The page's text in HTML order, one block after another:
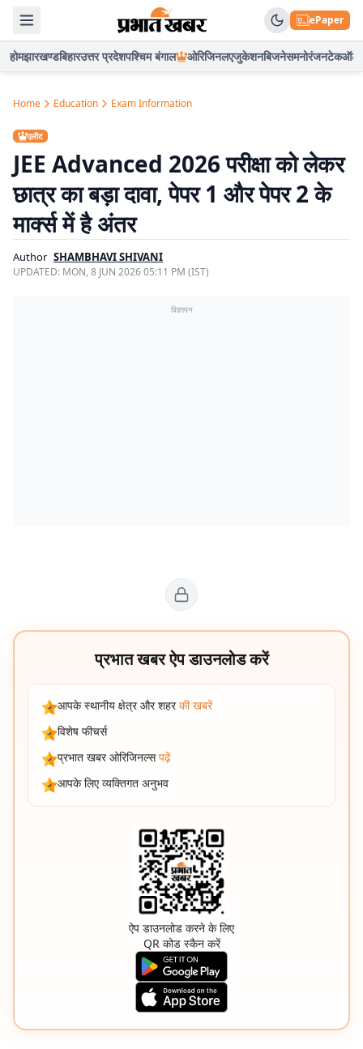
ePaper
होमझारखण्डबिहारउत्तर प्रदेशपश्चिम बंगाल ओरिजिनलएजुकेशनबिजनेसमनोरंजनटेकऑटो
Home Education Exam Information
एलीट
JEE Advanced 2026 परीक्षा को लेकर
छात्र का बड़ा दावा, पेपर 1 और पेपर 2 के
मार्क्स में है अंतर
Author SHAMBHAVI SHIVANI
UPDATED: MON, 8 JUN 2026 05:11 PM (IST)
विज्ञापन
प्रभात खबर ऐप डाउनलोड करें
आपके स्थानीय क्षेत्र और शहर की खबरें
विशेष फीचर्स
प्रभात खबर ओरिजिनल्स पढ़ें
आपके लिए व्यक्तिगत अनुभव
ऐप डाउनलोड करने के लिए
QR कोड स्कैन करें